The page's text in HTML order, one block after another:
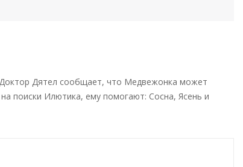
Доктор Дятел сообщает, что Медвежонка может
поиски Илютика, ему помогают: Сосна, Ясень и